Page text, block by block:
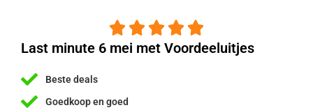
    
Last minute 6 mei met Voordeeluitjes
Beste deals
Goedkoop en goed